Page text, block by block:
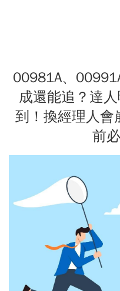
00981A、
成還能追？達
到！換經理人會
前